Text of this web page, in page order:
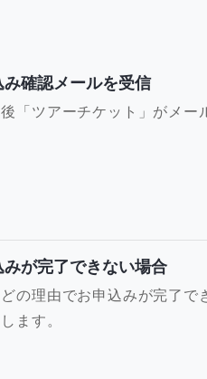
み確認メールを受信
「ツアーチケット」がメー
みが完了できない場合
の理由でお申込みが完了で
ます。